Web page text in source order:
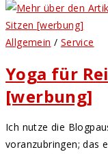
Allgemein / Service
Yoga für
[werbung]
Ich nutze die
voranzubringen; das